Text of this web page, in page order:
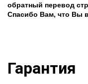
обратный перевод
Спасибо Вам, что Вы
Гарантия